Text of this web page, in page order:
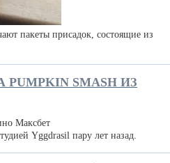
пакеты присадок, состоящие из
SMASH ИЗ
Yggdrasil пару лет назад.